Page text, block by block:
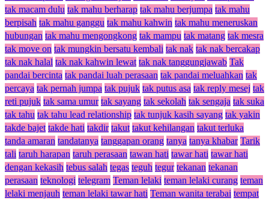
tak macam dulu tak mahu berharap tak mahu berjumpa tak mahu
berpisah tak mahu ganggu tak mahu kahwin tak mahu meneruskan
hubungan tak mahu mengongkong tak mampu tak matang tak mesra
tak move on tak mungkin bersatu kembali tak nak tak nak bercakap
tak nak halal tak nak kahwin lewat tak nak tanggungjawab Tak
pandai bercinta tak pandai luah perasaan tak pandai meluahkan tak
percaya tak pernah jumpa tak pujuk tak putus asa tak reply mesej tak
reti pujuk tak sama umur tak sayang tak sekolah tak sengaja tak suka
tak tahu tak tahu lead relationship tak tunjuk kasih sayang tak yakin
takde bajet takde hati takdir takut takut kehilangan takut terluka
tanda amaran tandatanya tanggapan orang tanya tanya khabar Tarik
tali taruh harapan taruh perasaan tawan hati tawar hati tawar hati
dengan kekasih tebus salah tegas teguh tegur tekanan tekanan
perasaan teknologi telegram Teman lelaki teman lelaki curang teman
lelaki menjauh teman lelaki tawar hati Teman wanita terabai tempat